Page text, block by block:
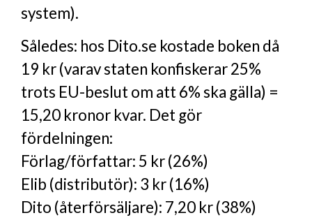
system).
Således: hos Dito.se kostade boken då
19 kr (varav staten konfiskerar 25%
trots EU-beslut om att 6% ska gälla) =
15,20 kronor kvar. Det gör
fördelningen:
Förlag/författar: 5 kr (26%)
Elib (distributör): 3 kr (16%)
Dito (återförsäljare): 7,20 kr (38%)